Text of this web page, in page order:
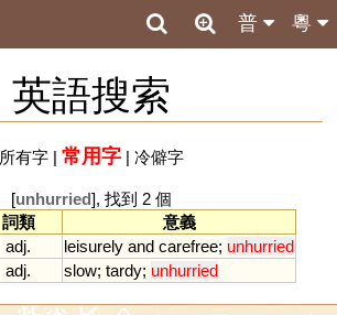
粵
普
英語搜索
所有字| 常用字| 冷僻字
[unhurried], 找到 2 個
詞類
意義
adj. leisurely and carefree; unhurried
adj. slow; tardy; unhurried